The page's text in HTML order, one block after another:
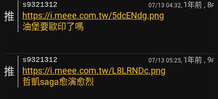
推
s9321312 07/13 04:32, 1年前 , 8F
https://i.meee.com.tw/5dcENdg.png
油堡要歐印了嗎
推
s9321312 07/13 05:25, 1年前 , 9F
https://i.meee.com.tw/L8LRNDc.png
哲凱saga愈演愈烈